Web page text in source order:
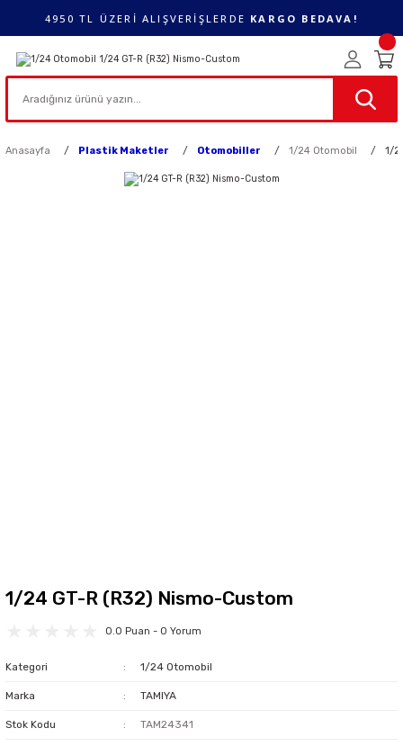
4950 TL ÜZERİ ALIŞVERİŞLERDE KARGO BEDAVA!
Anasayfa Plastik Maketler Otomobiller 1/24 Otomobil 1/
1/24 GT-R (R32) Nismo-Custom
0.0 Puan - 0 Yorum
Kategori 1/24 Otomobil
Marka TAMIYA
Stok Kodu TAM24341